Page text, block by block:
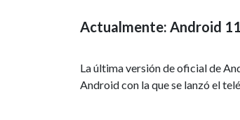
Actualmente: Android 11
La última versión de oficial de
Android con la que se lanzó el